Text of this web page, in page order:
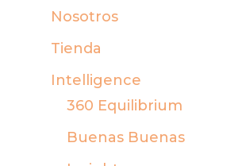
Nosotros
Tienda
Intelligence
360 Equilibrium
Buenas Buenas